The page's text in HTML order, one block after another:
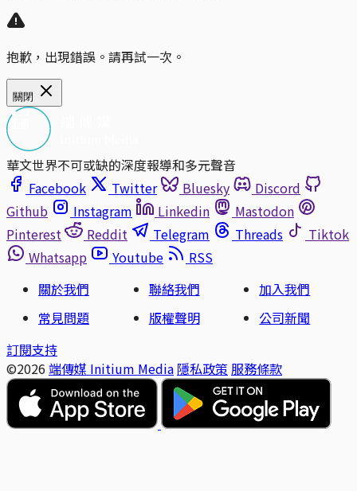
抱歉，出現錯誤。請再試一次。
關閉
華文世界不可或缺的深度報導和多元聲音
Facebook
Twitter Bluesky
Discord
Github
Instagram Linkedin
Mastodon
Pinterest
Reddit Telegram Threads
Tiktok
Whatsapp
Youtube
RSS
關於我們
聯絡我們
加入我們
常見問題
版權聲明
公司新聞
訂閱支持
©2026 端傳媒 Initium Media 隱私政策 服務條款